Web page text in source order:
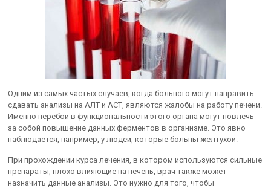
Одним из самых частых случаев, когда больного могут направить
сдавать анализы на АЛТ и АСТ, являются жалобы на работу печени.
Именно перебои в функциональности этого органа могут повлечь
за собой повышение данных ферментов в организме. Это явно
наблюдается, например, у людей, которые больны желтухой.
При прохождении курса лечения, в котором используются сильные
препараты, плохо влияющие на печень, врач также может
назначить данные анализы. Это нужно для того, чтобы